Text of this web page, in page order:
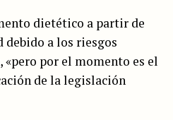
dietético a partir de
a los riesgos
«pero por el momento es el
de la legislación